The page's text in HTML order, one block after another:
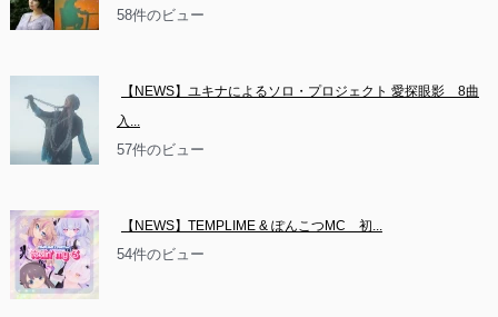
58件のビュー
【NEWS】ユキナによるソロ・プロジェクト 愛探眼影　8曲
入...
57件のビュー
【NEWS】TEMPLIME & ぽんこつMC　初...
54件のビュー